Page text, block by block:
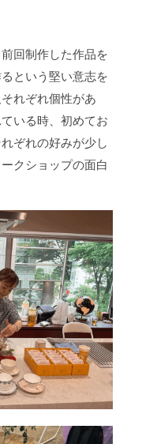
回制作した作品を
という堅い意志を
れぞれ個性があ
いる時、初めてお
ぞれの好みが少し
クショップの面白